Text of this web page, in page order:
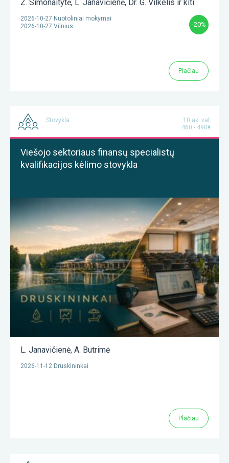
Ž. Simonaitytė, L. Janavičienė, Dr. G. Vilkelis ir kiti
2026-10-27 Nuotoliniai mokymai
2026-10-27 Vilnius
-20%
Plačiau
Stovykla
10 ak. val.
460 - 490€
Viešojo sektoriaus finansų specialistų
kvalifikacijos kėlimo stovykla
L. Janavičienė, A. Butrimė
2026-11-12 Druskininkai
Plačiau